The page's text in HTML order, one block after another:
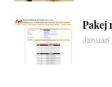
Pakej
Januari